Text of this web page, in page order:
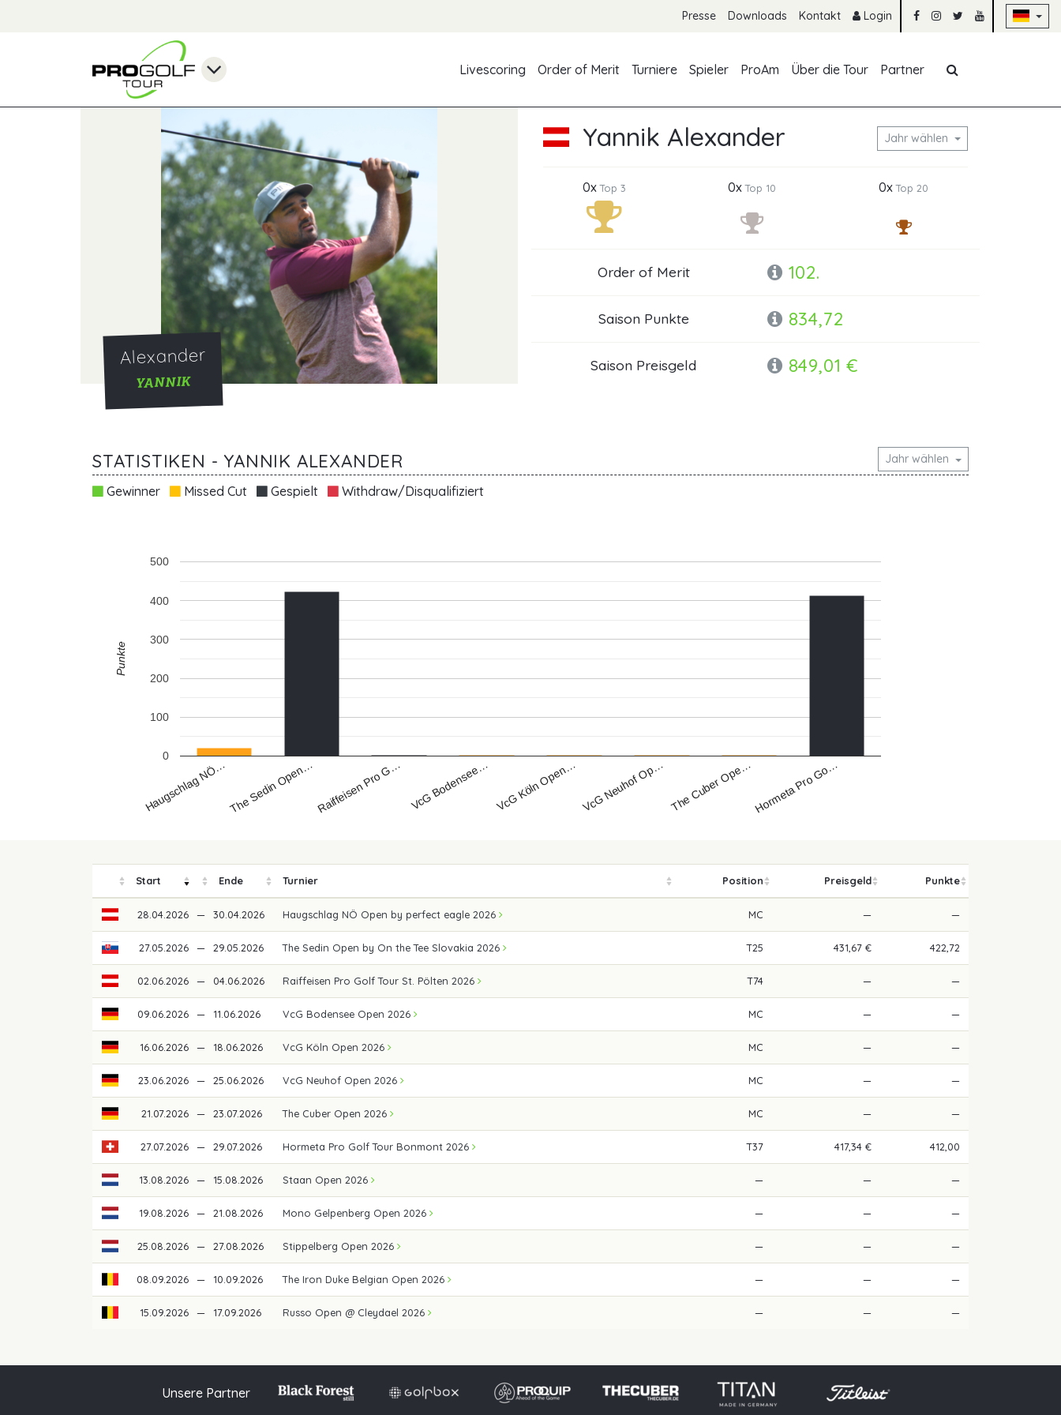
Presse Downloads Kontakt Login
Livescoring
Order of Merit Turniere Spieler ProAm Über die Tour Partner
Alexander
YANNIK
Yannik Alexander Jahr wählen
0xTop 3 0xTop 10 0xTop 20
Order of Merit 102.
Saison Punkte 834,72
Saison Preisgeld 849,01 €
STATISTIKEN - YANNIK ALEXANDER Jahr wählen
Gewinner Missed Cut Gespielt Withdraw/Disqualifiziert
Haugschlag NÖ…The Sedin Open… Raiffeisen Pro G… VcG Bodensee… VcG Köln Open… VcG Neuhof Op… The Cuber Ope…Hormeta Pro Go…
0
100
200
300
400
500
Punkte
Start Ende Turnier Position Preisgeld Punkte
28.04.2026 — 30.04.2026 Haugschlag NÖ Open by perfect eagle 2026 MC — —
27.05.2026 — 29.05.2026 The Sedin Open by On the Tee Slovakia 2026 T25 431,67 € 422,72
02.06.2026 — 04.06.2026 Raiffeisen Pro Golf Tour St. Pölten 2026 T74 — —
09.06.2026 — 11.06.2026 VcG Bodensee Open 2026 MC — —
16.06.2026 — 18.06.2026 VcG Köln Open 2026 MC — —
23.06.2026 — 25.06.2026 VcG Neuhof Open 2026 MC — —
21.07.2026 — 23.07.2026 The Cuber Open 2026 MC — —
27.07.2026 — 29.07.2026 Hormeta Pro Golf Tour Bonmont 2026 T37 417,34 € 412,00
13.08.2026 — 15.08.2026 Staan Open 2026 — — —
19.08.2026 — 21.08.2026 Mono Gelpenberg Open 2026 — — —
25.08.2026 — 27.08.2026 Stippelberg Open 2026 — — —
08.09.2026 — 10.09.2026 The Iron Duke Belgian Open 2026 — — —
15.09.2026 — 17.09.2026 Russo Open @ Cleydael 2026 — — —
Unsere Partner